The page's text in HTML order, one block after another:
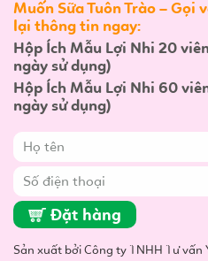
Muốn Sữa Tuôn Trào – Gọi
lại thông tin ngay:
Hộp Ích Mẫu Lợi Nhi 20
ngày sử dụng)
Hộp Ích Mẫu Lợi Nhi 60
ngày sử dụng)
Đặt hàng
Sản xuất bởi Công ty TNHH Tư vấn